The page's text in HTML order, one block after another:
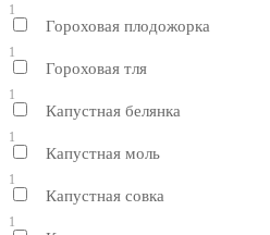
1
Гороховая плодожорка
1
Гороховая тля
1
Капустная белянка
1
Капустная моль
1
Капустная совка
1